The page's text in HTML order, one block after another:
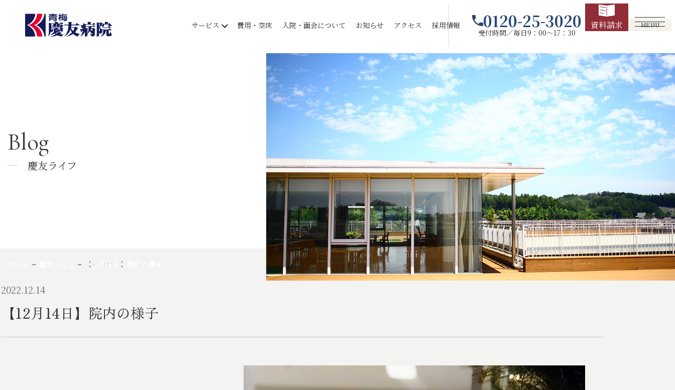
サービス 費用・空床 入院・面会について お知らせ アクセス 採用情報 0120-25-3020
受付時間／毎日9：00～17：30
資料請求 MENU
Blog
慶友ライフ
慶友ライフ 【12月14日】院内の様子
2022.12.14
【12月14日】院内の様子